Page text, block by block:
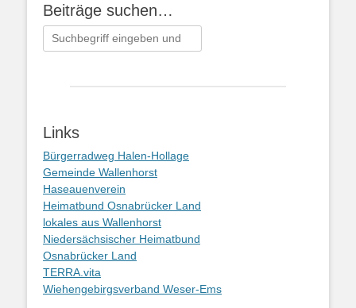
Beiträge suchen…
Suchen
nach:
Links
Bürgerradweg Halen-Hollage
Gemeinde Wallenhorst
Haseauenverein
Heimatbund Osnabrücker Land
lokales aus Wallenhorst
Niedersächsischer Heimatbund
Osnabrücker Land
TERRA.vita
Wiehengebirgsverband Weser-Ems